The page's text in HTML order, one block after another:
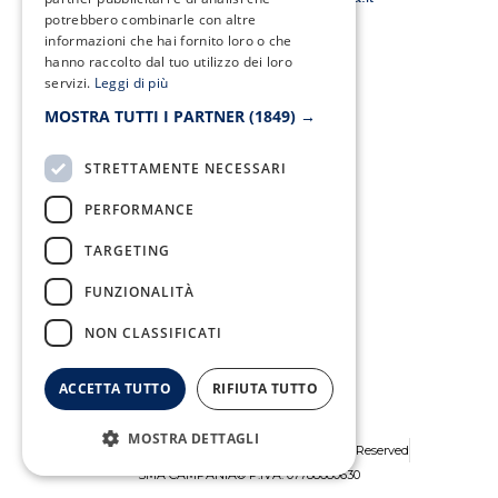
Telefono:
0823/322550
0823/21034
m
Copyright © 2026 SMA Campania - All Rights Reserved
SMA CAMPANIA® P.IVA: 07788680630
potrebbero combinarle con altre
informazioni che hai fornito loro o che
hanno raccolto dal tuo utilizzo dei loro
servizi. Leggi di più
MOSTRA TUTTI I PARTNER (1849) →
STRETTAMENTE NECESSARI
PERFORMANCE
TARGETING
FUNZIONALITÀ
NON CLASSIFICATI
ACCETTA TUTTO RIFIUTA TUTTO
MOSTRA DETTAGLI